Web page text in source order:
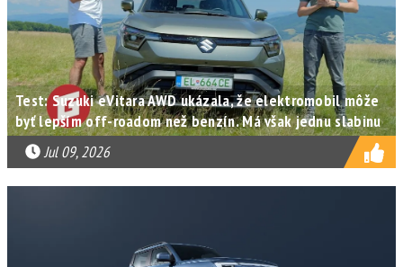
Test: Suzuki eVitara AWD ukázala, že elektromobil môže
byť lepším off-roadom než benzín. Má však jednu slabinu
Jul 09, 2026